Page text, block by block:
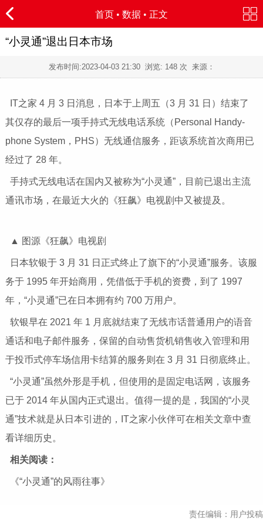
首页 • 数据 • 正文
“小灵通”退出日本市场
发布时间:2023-04-03 21:30浏览: 148 次 来源：
IT之家 4 月 3 日消息，日本于上周五（3 月 31 日）结束了
其仅存的最后一项手持式无线电话系统（Personal Handy-
phone System，PHS）无线通信服务，距该系统首次商用已
经过了 28 年。
手持式无线电话在国内又被称为“小灵通”，目前已退出主流
通讯市场，在最近大火的《狂飙》电视剧中又被提及。
▲ 图源《狂飙》电视剧
日本软银于 3 月 31 日正式终止了旗下的“小灵通”服务。该服
务于 1995 年开始商用，凭借低于手机的资费，到了 1997
年，“小灵通”已在日本拥有约 700 万用户。
软银早在 2021 年 1 月底就结束了无线市话普通用户的语音
通话和电子邮件服务，保留的自动售货机销售收入管理和用
于投币式停车场信用卡结算的服务则在 3 月 31 日彻底终止。
“小灵通”虽然外形是手机，但使用的是固定电话网，该服务
已于 2014 年从国内正式退出。值得一提的是，我国的“小灵
通”技术就是从日本引进的，IT之家小伙伴可在相关文章中查
看详细历史。
相关阅读：
《“小灵通”的风雨往事》
责任编辑：用户投稿